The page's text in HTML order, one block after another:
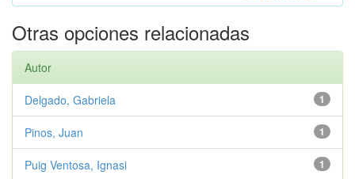
Otras opciones relacionadas
Autor
1
Delgado, Gabriela
1
Pinos, Juan
1
Puig Ventosa, Ignasi